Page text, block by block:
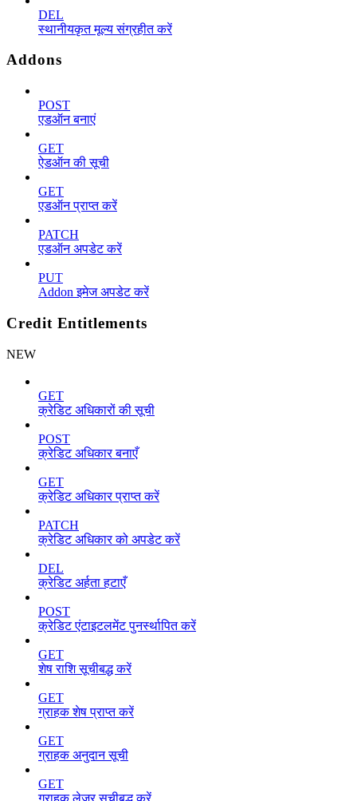
DEL
स्थानीयकृत मूल्य संग्रहीत करें
Addons
POST
एडऑन बनाएं
GET
ऐडऑन की सूची
GET
एडऑन प्राप्त करें
PATCH
एडऑन अपडेट करें
PUT
Addon इमेज अपडेट करें
Credit Entitlements
NEW
GET
क्रेडिट अधिकारों की सूची
POST
क्रेडिट अधिकार बनाएँ
GET
क्रेडिट अधिकार प्राप्त करें
PATCH
क्रेडिट अधिकार को अपडेट करें
DEL
क्रेडिट अर्हता हटाएँ
POST
क्रेडिट एंटाइटलमेंट पुनर्स्थापित करें
GET
शेष राशि सूचीबद्ध करें
GET
ग्राहक शेष प्राप्त करें
GET
ग्राहक अनुदान सूची
GET
ग्राहक लेजर सूचीबद्ध करें